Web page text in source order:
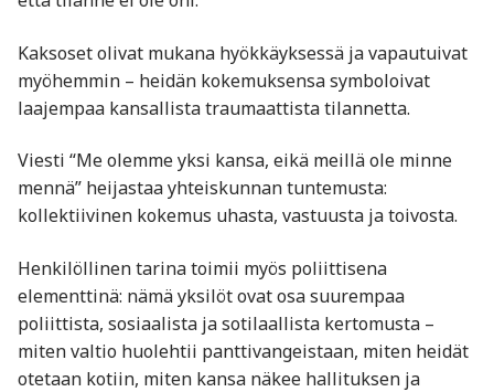
Kaksoset olivat mukana hyökkäyksessä ja vapautuivat
myöhemmin – heidän kokemuksensa symboloivat
laajempaa kansallista traumaattista tilannetta.
Viesti “Me olemme yksi kansa, eikä meillä ole minne
mennä” heijastaa yhteiskunnan tuntemusta:
kollektiivinen kokemus uhasta, vastuusta ja toivosta.
Henkilöllinen tarina toimii myös poliittisena
elementtinä: nämä yksilöt ovat osa suurempaa
poliittista, sosiaalista ja sotilaallista kertomusta –
miten valtio huolehtii panttivangeistaan, miten heidät
otetaan kotiin, miten kansa näkee hallituksen ja